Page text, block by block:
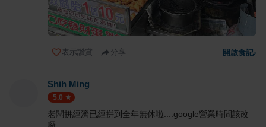
表示讚賞 分享 開啟食記›
Shih Ming
5.0
老闆拼經濟已經拼到全年無休啦....google營業時間該改